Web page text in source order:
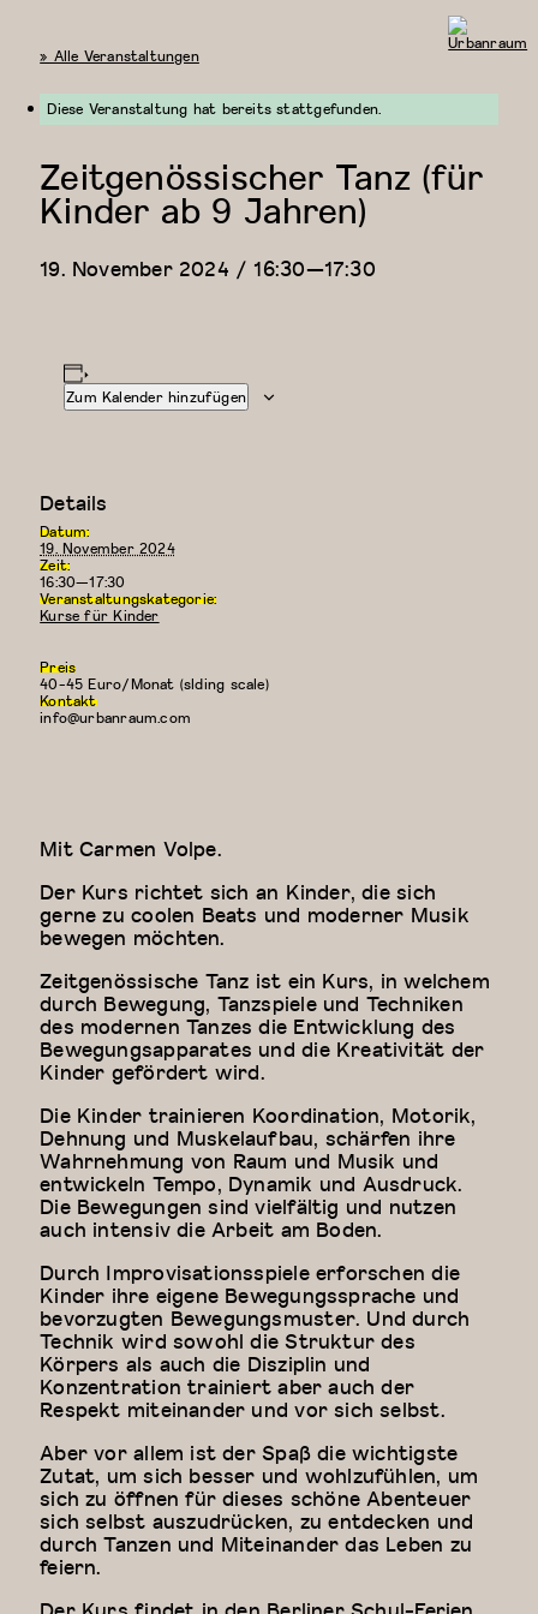
« Alle Veranstaltungen
Diese Veranstaltung hat bereits stattgefunden.
Zeitgenössischer Tanz (für
Kinder ab 9 Jahren)
19. November 2024 / 16:30—17:30
Mit Carmen Volpe.
Der Kurs richtet sich an Kinder, die sich
gerne zu coolen Beats und moderner Musik
bewegen möchten.
Zeitgenössische Tanz ist ein Kurs, in welchem
durch Bewegung, Tanzspiele und Techniken
des modernen Tanzes die Entwicklung des
Bewegungsapparates und die Kreativität der
Kinder gefördert wird.
Die Kinder trainieren Koordination, Motorik,
Dehnung und Muskelaufbau, schärfen ihre
Wahrnehmung von Raum und Musik und
entwickeln Tempo, Dynamik und Ausdruck.
Die Bewegungen sind vielfältig und nutzen
auch intensiv die Arbeit am Boden.
Durch Improvisationsspiele erforschen die
Kinder ihre eigene Bewegungssprache und
bevorzugten Bewegungsmuster. Und durch
Technik wird sowohl die Struktur des
Körpers als auch die Disziplin und
Konzentration trainiert aber auch der
Respekt miteinander und vor sich selbst.
Aber vor allem ist der Spaß die wichtigste
Zutat, um sich besser und wohlzufühlen, um
sich zu öffnen für dieses schöne Abenteuer
sich selbst auszudrücken, zu entdecken und
durch Tanzen und Miteinander das Leben zu
feiern.
Zum Kalender hinzufügen
Details
Datum:
19. November 2024
Zeit:
16:30—17:30
Veranstaltungskategorie:
Kurse für Kinder
Preis
40-45 Euro/Monat (slding scale)
Kontakt
info@urbanraum.com